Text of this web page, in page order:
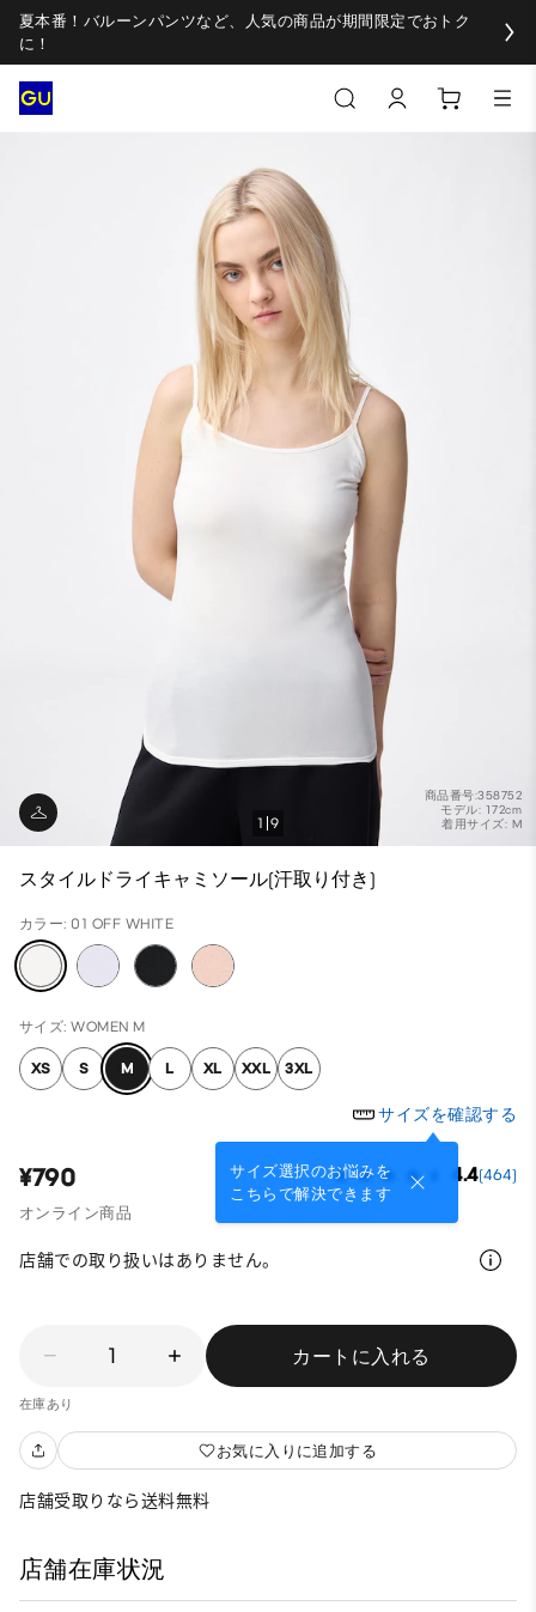
夏本番！バルーンパンツなど、人気の商品が期間限定でおトク
に！
商品番号:358752
モデル: 172cm
着用サイズ: M
1 9
スタイルドライキャミソール(汗取り付き)
カラー: 01 OFF WHITE
サイズ: WOMEN M
XS S M L XL XXL 3XL
サイズを確認する
サイズ選択のお悩みを
こちらで解決できます
¥790 4.4(464)
オンライン商品
店舗での取り扱いはありません。
1 カートに入れる
在庫あり
お気に入りに追加する
店舗受取りなら送料無料
店舗在庫状況